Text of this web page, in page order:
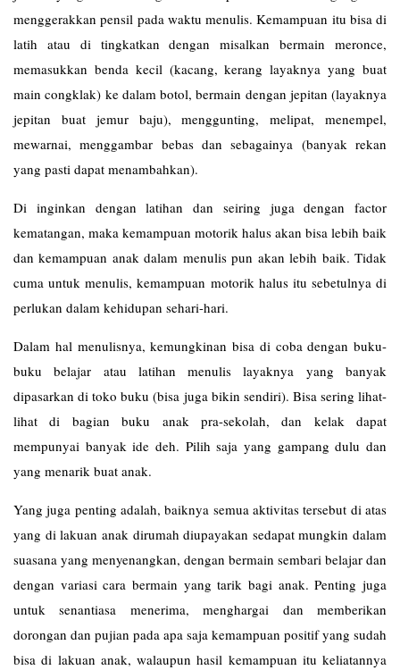
menggerakkan pensil pada waktu menulis. Kemampuan itu bisa di
latih atau di tingkatkan dengan misalkan bermain meronce,
memasukkan benda kecil (kacang, kerang layaknya yang buat
main congklak) ke dalam botol, bermain dengan jepitan (layaknya
jepitan buat jemur baju), menggunting, melipat, menempel,
mewarnai, menggambar bebas dan sebagainya (banyak rekan
yang pasti dapat menambahkan).
Di inginkan dengan latihan dan seiring juga dengan factor
kematangan, maka kemampuan motorik halus akan bisa lebih baik
dan kemampuan anak dalam menulis pun akan lebih baik. Tidak
cuma untuk menulis, kemampuan motorik halus itu sebetulnya di
perlukan dalam kehidupan sehari-hari.
Dalam hal menulisnya, kemungkinan bisa di coba dengan buku-
buku belajar atau latihan menulis layaknya yang banyak
dipasarkan di toko buku (bisa juga bikin sendiri). Bisa sering lihat-
lihat di bagian buku anak pra-sekolah, dan kelak dapat
mempunyai banyak ide deh. Pilih saja yang gampang dulu dan
yang menarik buat anak.
Yang juga penting adalah, baiknya semua aktivitas tersebut di atas
yang di lakuan anak dirumah diupayakan sedapat mungkin dalam
suasana yang menyenangkan, dengan bermain sembari belajar dan
dengan variasi cara bermain yang tarik bagi anak. Penting juga
untuk senantiasa menerima, menghargai dan memberikan
dorongan dan pujian pada apa saja kemampuan positif yang sudah
bisa di lakuan anak, walaupun hasil kemampuan itu keliatannya